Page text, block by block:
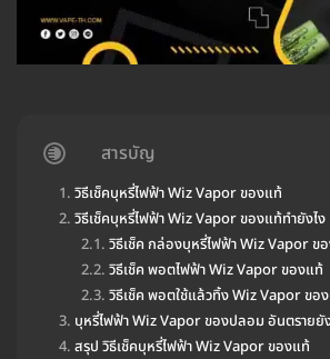
สารบัญ
วิธีเช็คบุหรี่ไฟฟ้า Wiz Vapor ของแท้
วิธีเช็คบุหรี่ไฟฟ้า Wiz Vapor ของแท้ทำยังไง
วิธีเช็ค กล่องบุหรี่ไฟฟ้า Wiz Vapor ข
วิธีเช็ค พอตไฟฟ้า Wiz Vapor ของแท้
วิธีเช็ค พอตใช้แล้วทิ้ง Wiz Vapor ขอ
บุหรี่ไฟฟ้า Wiz Vapor ของปลอม อันตรายยั
สรุป วิธีเช็คบุหรี่ไฟฟ้า Wiz Vapor ของแท้